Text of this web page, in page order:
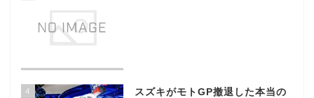
4
スズキがモトGP撤退した本当の